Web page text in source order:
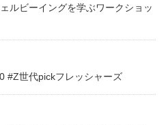
ルビーイングを学ぶワークショッ
#Z世代pickフレッシャーズ